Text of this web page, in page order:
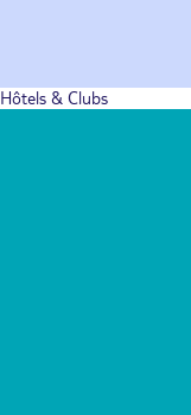
Hôtels & Clubs